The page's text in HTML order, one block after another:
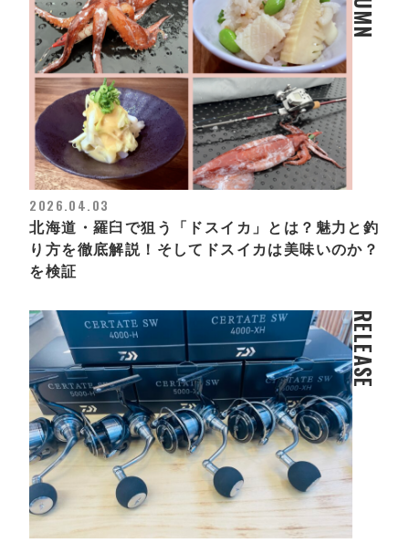
2026.04.03
北海道・羅臼で狙う「ドスイカ」とは？魅力と釣
り方を徹底解説！そしてドスイカは美味いのか？
を検証
RELEASE